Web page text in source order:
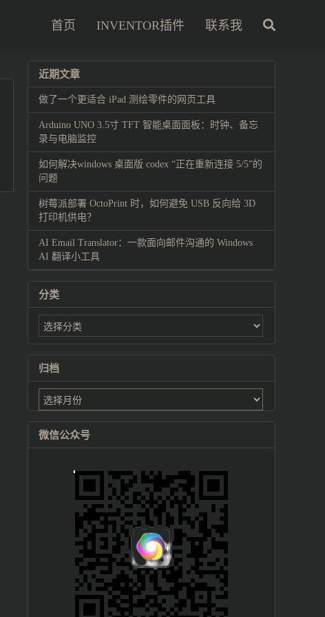
首页 INVENTOR插件 联系我
近期文章
做了一个更适合 iPad 测绘零件的网页工具
Arduino UNO 3.5寸 TFT 智能桌面面板：时钟、备忘
录与电脑监控
如何解决windows 桌面版 codex “正在重新连接 5/5”的
问题
树莓派部署 OctoPrint 时，如何避免 USB 反向给 3D
打印机供电？
AI Email Translator：一款面向邮件沟通的 Windows
AI 翻译小工具
分类
归档
微信公众号